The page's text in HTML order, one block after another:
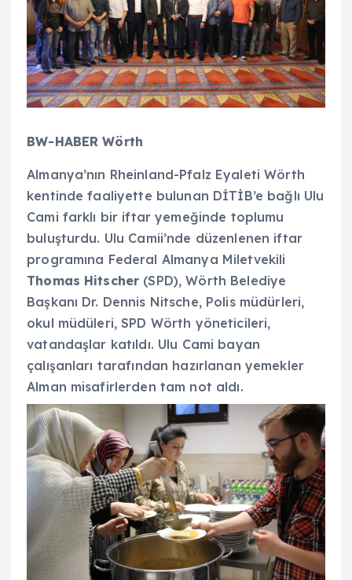
BW-HABER Wörth
Almanya’nın Rheinland-Pfalz Eyaleti Wörth
kentinde faaliyette bulunan DİTİB’e bağlı Ulu
Cami farklı bir iftar yemeğinde toplumu
buluşturdu. Ulu Camii’nde düzenlenen iftar
programına Federal Almanya Miletvekili
Thomas Hitscher (SPD), Wörth Belediye
Başkanı Dr. Dennis Nitsche, Polis müdürleri,
okul müdüleri, SPD Wörth yöneticileri,
vatandaşlar katıldı. Ulu Cami bayan
çalışanları tarafından hazırlanan yemekler
Alman misafirlerden tam not aldı.